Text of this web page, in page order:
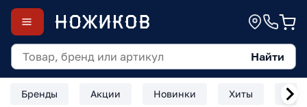
Найти
Бренды Акции Новинки Хиты